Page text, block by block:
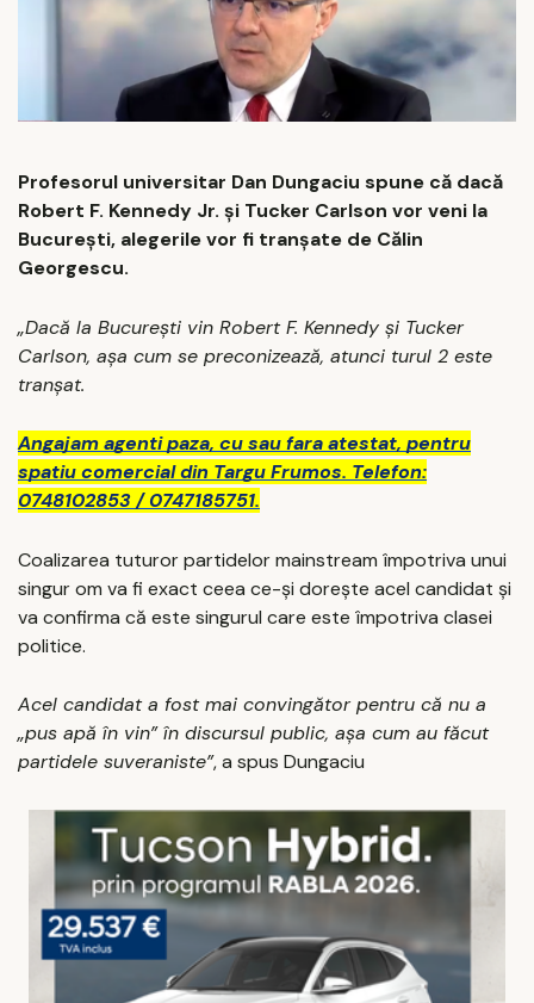
Profesorul universitar Dan Dungaciu spune că dacă
Robert F. Kennedy Jr. și Tucker Carlson vor veni la
București, alegerile vor fi tranșate de Călin
Georgescu.
„Dacă la București vin Robert F. Kennedy și Tucker
Carlson, așa cum se preconizează, atunci turul 2 este
tranșat.
Angajam agenti paza, cu sau fara atestat, pentru
spatiu comercial din Targu Frumos. Telefon:
0748102853 / 0747185751.
Coalizarea tuturor partidelor mainstream împotriva unui
singur om va fi exact ceea ce-și dorește acel candidat și
va confirma că este singurul care este împotriva clasei
politice.
Acel candidat a fost mai convingător pentru că nu a
„pus apă în vin” în discursul public, așa cum au făcut
partidele suveraniste”, a spus Dungaciu